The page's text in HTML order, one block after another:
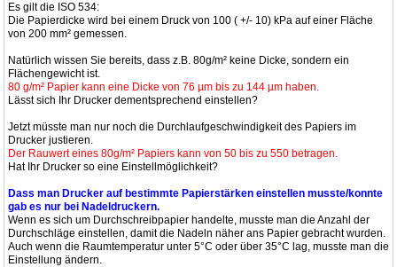
Es gilt die ISO 534:
Die Papierdicke wird bei einem Druck von 100 ( +/- 10) kPa auf einer Fläche
von 200 mm² gemessen.
Natürlich wissen Sie bereits, dass z.B. 80g/m² keine Dicke, sondern ein
Flächengewicht ist.
80 g/m² Papier kann eine Dicke von 76 µm bis zu 144 µm haben.
Lässt sich Ihr Drucker dementsprechend einstellen?
Jetzt müsste man nur noch die Durchlaufgeschwindigkeit des Papiers im
Drucker justieren.
Der Rauwert eines 80g/m² Papiers kann von 50 bis zu 550 betragen.
Hat Ihr Drucker so eine Einstellmöglichkeit?
Dass man Drucker auf bestimmte Papierstärken einstellen musste/konnte
gab es nur bei Nadeldruckern.
Wenn es sich um Durchschreibpapier handelte, musste man die Anzahl der
Durchschläge einstellen, damit die Nadeln näher ans Papier gebracht wurden.
Auch wenn die Raumtemperatur unter 5°C oder über 35°C lag, musste man die
Einstellung ändern.